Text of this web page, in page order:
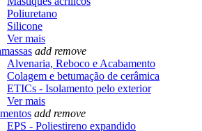
Poliuretano
Silicone
Ver mais
add remove
Alvenaria, Reboco e Acabamento
Colagem e betumação de cerâmica
ETICs - Isolamento pelo exterior
Ver mais
add remove
EPS - Poliestireno expandido